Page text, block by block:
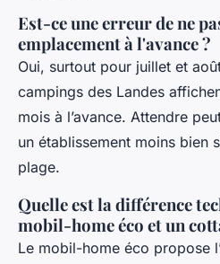
Est-ce une erreur de ne
emplacement à l'avance ?
Oui, surtout pour juillet et
campings des Landes
mois à l’avance. Attendre
un établissement moins bien
plage.
Quelle est la différence
mobil-home éco et un
Le mobil-home éco propose